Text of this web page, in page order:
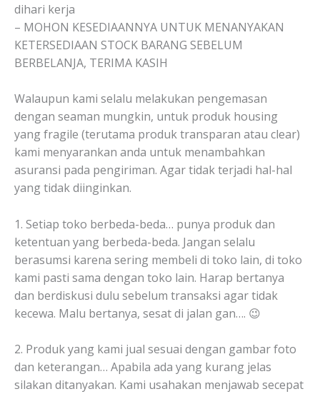
dihari kerja
– MOHON KESEDIAANNYA UNTUK MENANYAKAN
KETERSEDIAAN STOCK BARANG SEBELUM
BERBELANJA, TERIMA KASIH
Walaupun kami selalu melakukan pengemasan
dengan seaman mungkin, untuk produk housing
yang fragile (terutama produk transparan atau clear)
kami menyarankan anda untuk menambahkan
asuransi pada pengiriman. Agar tidak terjadi hal-hal
yang tidak diinginkan.
1. Setiap toko berbeda-beda… punya produk dan
ketentuan yang berbeda-beda. Jangan selalu
berasumsi karena sering membeli di toko lain, di toko
kami pasti sama dengan toko lain. Harap bertanya
dan berdiskusi dulu sebelum transaksi agar tidak
kecewa. Malu bertanya, sesat di jalan gan…. 😉
2. Produk yang kami jual sesuai dengan gambar foto
dan keterangan… Apabila ada yang kurang jelas
silakan ditanyakan. Kami usahakan menjawab secepat